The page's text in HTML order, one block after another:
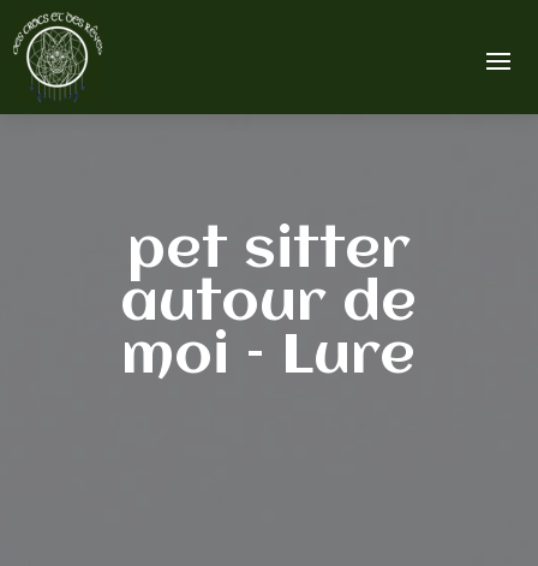
pet sitter
autour de
moi – Lure